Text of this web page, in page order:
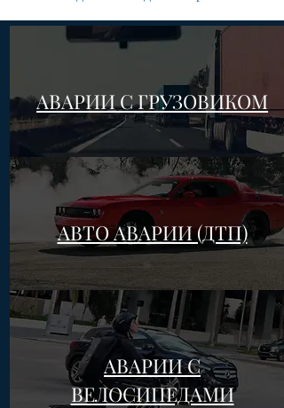
АВАРИИ С ГРУЗОВИКОМ
АВТО АВАРИИ (ДТП)
АВАРИИ С
ВЕЛОСИПЕДАМИ